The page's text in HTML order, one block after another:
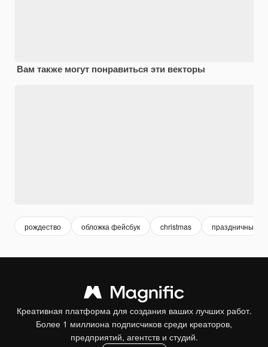
Вам также могут понравиться эти векторы
рождество обложка фейсбук christmas праздничный
Креативная платформа для создания ваших лучших работ.
Более 1 миллиона подписчиков среди креаторов,
предприятий, агентств и студий.